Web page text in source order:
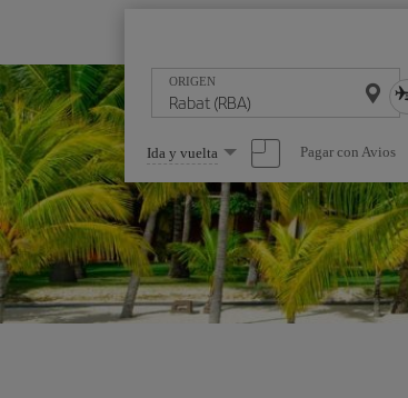
ORIGEN
Seleccione
una
opción
Ida y vuelta Pagar con Avios